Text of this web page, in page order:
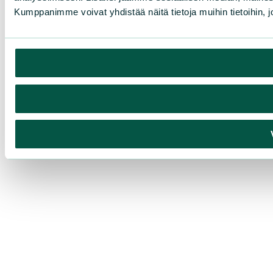
Kumppanimme voivat yhdistää näitä tietoja muihin tietoihin,